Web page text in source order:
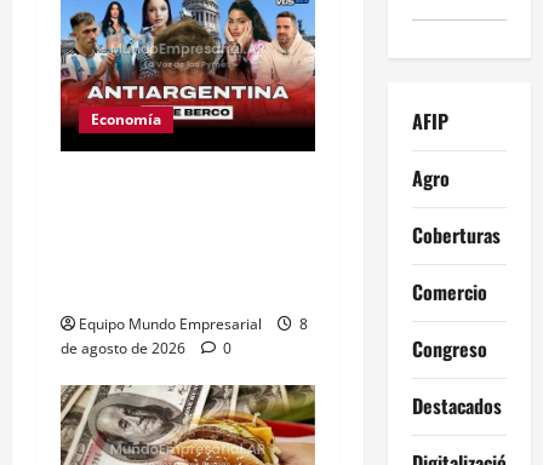
Economía
Equipo Mundo Empresarial
8
de agosto de 2026
0
AFIP
Agro
Coberturas
Comercio
Congreso
Destacados